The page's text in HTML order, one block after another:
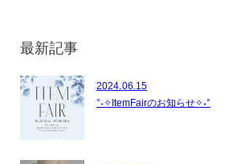
最新記事
2024.06.15
°˖✧ItemFairのお知らせ✧˖°